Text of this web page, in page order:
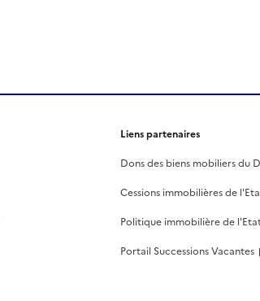
Liens partenaires
Dons des biens mobiliers du
Cessions immobilières de
Politique immobilière de
Portail Successions Vacantes